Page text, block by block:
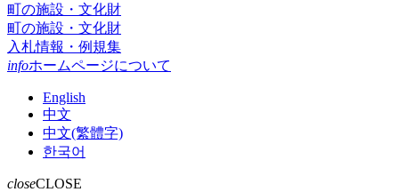
町の施設・文化財
町の施設・文化財
入札情報・例規集
infoホームページについて
English
中文
中文(繁體字)
한국어
closeCLOSE